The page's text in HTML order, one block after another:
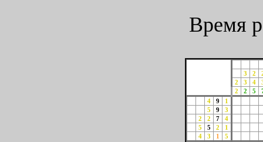
Время
3 2
2
3 4
2
2 5
4
9
1
5
9
3
2
2 7
4
5
5 2
1
4
3 1
5